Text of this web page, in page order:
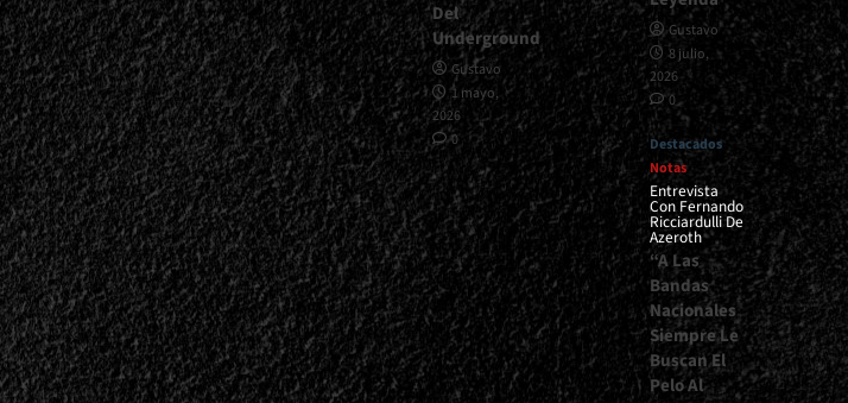
Del
Underground
Gustavo
1 mayo,
2026
0
Gustavo
8 julio,
2026
0
Destacados
Notas
Entrevista
Con Fernando
Ricciardulli De
Azeroth
“A Las
Bandas
Nacionales
Siempre Le
Buscan El
Pelo Al